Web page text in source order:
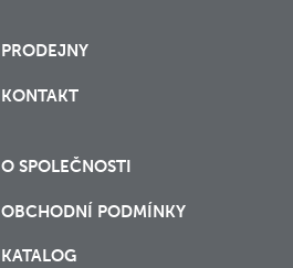
PRODEJNY
KONTAKT
O SPOLEČNOSTI
OBCHODNÍ PODMÍNKY
KATALOG